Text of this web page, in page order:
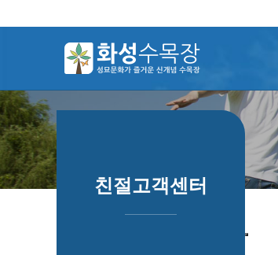
하위분류 하위분류
친절고객센터